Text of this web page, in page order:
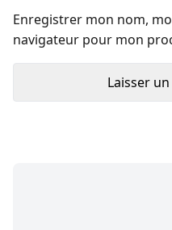
Enregistrer mon nom,
navigateur pour mon